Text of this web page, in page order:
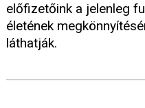
előfizetőink a jelenleg
életének
láthatják.